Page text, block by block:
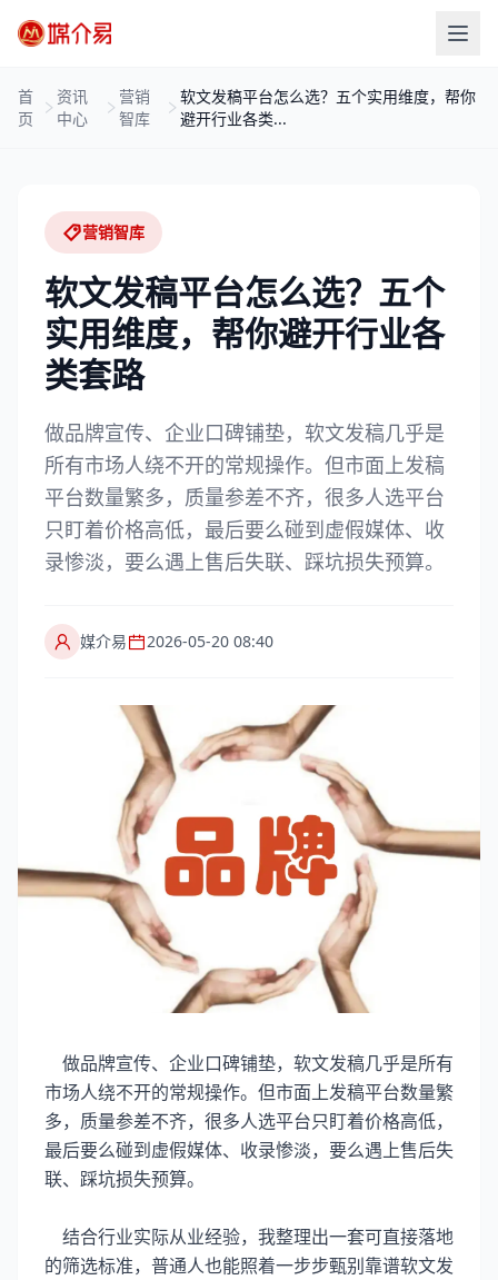
首
页
资讯
中心
营销
智库
软文发稿平台怎么选？五个实用维度，帮你
避开行业各类...
营销智库
软文发稿平台怎么选？五个
实用维度，帮你避开行业各
类套路
做品牌宣传、企业口碑铺垫，软文发稿几乎是
所有市场人绕不开的常规操作。但市面上发稿
平台数量繁多，质量参差不齐，很多人选平台
只盯着价格高低，最后要么碰到虚假媒体、收
录惨淡，要么遇上售后失联、踩坑损失预算。
媒介易 2026-05-20 08:40
做品牌宣传、企业口碑铺垫，软文发稿几乎是所有
市场人绕不开的常规操作。但市面上发稿平台数量繁
多，质量参差不齐，很多人选平台只盯着价格高低，
最后要么碰到虚假媒体、收录惨淡，要么遇上售后失
联、踩坑损失预算。
结合行业实际从业经验，我整理出一套可直接落地
的筛选标准，普通人也能照着一步步甄别靠谱软文发